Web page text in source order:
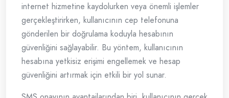
internet hizmetine kaydolurken veya önemli işlemler
gerçekleştirirken, kullanıcının cep telefonuna
gönderilen bir doğrulama koduyla hesabının
güvenliğini sağlayabilir. Bu yöntem, kullanıcının
hesabına yetkisiz erişimi engellemek ve hesap
güvenliğini artırmak için etkili bir yol sunar.